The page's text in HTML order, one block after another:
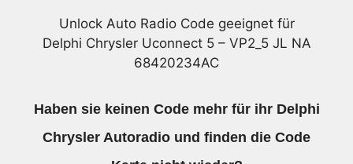
Unlock Auto Radio Code geeignet für
Delphi Chrysler Uconnect 5 – VP2_5 JL NA
68420234AC
Haben sie keinen Code mehr für ihr Delphi
Chrysler Autoradio und finden die Code